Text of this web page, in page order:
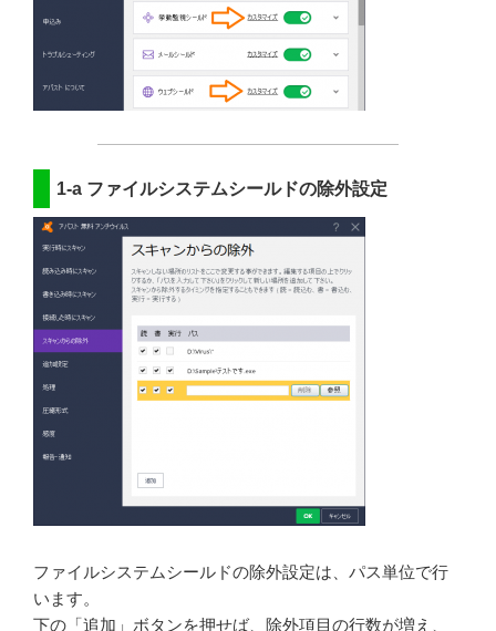
1-a ファイルシステムシールドの除外設定
ファイルシステムシールドの除外設定は、パス単位で行
います。
下の「追加」ボタンを押せば、除外項目の行数が増え、